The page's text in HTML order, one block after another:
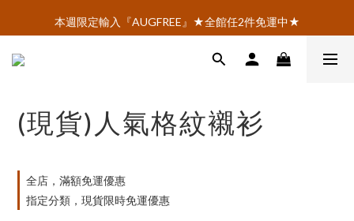
AOI.TOKYO官網會員招募中 ♡ 註冊即享$100購物金！
本週限定輸入『AUGFREE』★全館任2件免運中★
AOI.TOKYO官網會員招募中 ♡ 註冊即享$100購物金！
(現貨)人氣格紋襯衫
全店，滿額免運優惠
指定分類，現貨限時免運優惠